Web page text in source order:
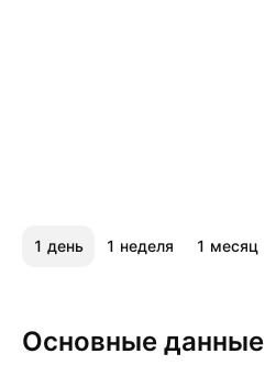
1 день 1 неделя 1 месяц
Основные данные